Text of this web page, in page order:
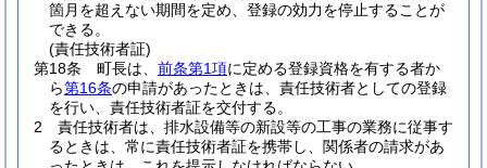
箇月を超えない期間を定め、登録の効力を停止することが
できる。
(責任技術者証)
第18条
町長は、 前条第1項に定める登録資格を有する者か
ら第16条の申請があったときは、責任技術者としての登録
を行い、責任技術者証を交付する。
2
責任技術者は、排水設備等の新設等の工事の業務に従事す
るときは、常に責任技術者証を携帯し、関係者の請求があ